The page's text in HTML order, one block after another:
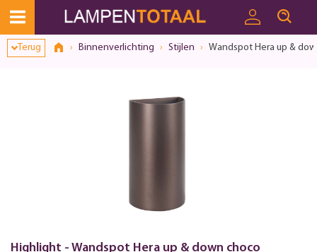
Terug Binnenverlichting Stijlen Wandspot Hera up &
Highlight - Wandspot Hera up & down choco
Toestemmingsvenster geopend